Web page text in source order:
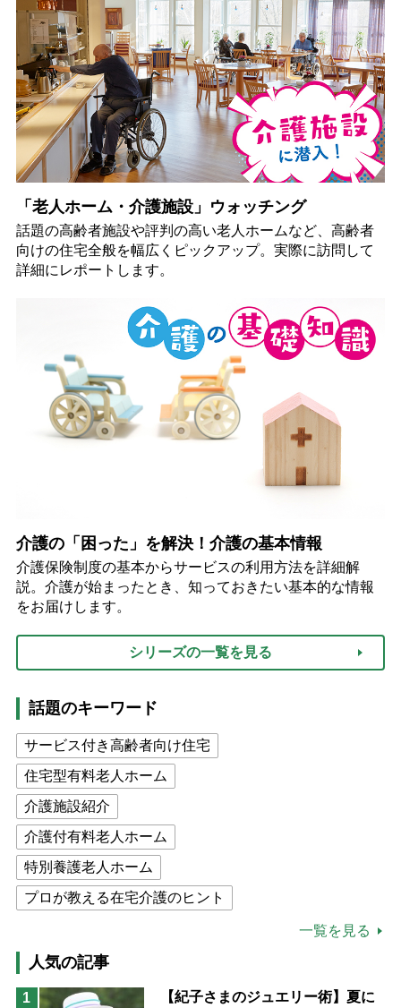
「老人ホーム・介護施設」ウォッチング
話題の高齢者施設や評判の高い老人ホームなど、高齢者
向けの住宅全般を幅広くピックアップ。実際に訪問して
詳細にレポートします。
介護の「困った」を解決！介護の基本情報
介護保険制度の基本からサービスの利用方法を詳細解
説。介護が始まったとき、知っておきたい基本的な情報
をお届けします。
シリーズの一覧を見る
話題のキーワード
サービス付き高齢者向け住宅
住宅型有料老人ホーム
介護施設紹介
介護付有料老人ホーム
特別養護老人ホーム
プロが教える在宅介護のヒント
高木ブー
ケアマネジャー
猫が母になつきません
一覧を見る
人気の記事
1
【紀子さまのジュエリー術】夏に